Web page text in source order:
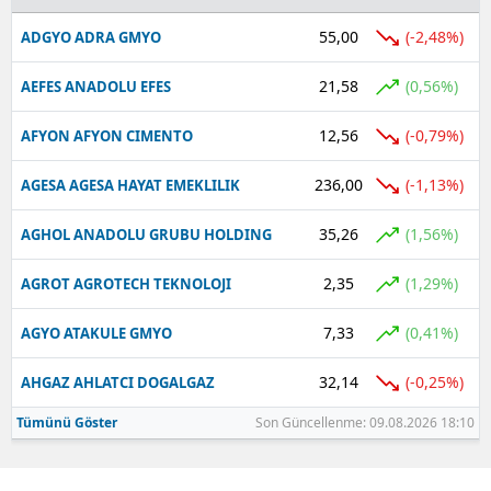
ADGYO ADRA GMYO 55,00 (-2,48%)
AEFES ANADOLU EFES 21,58 (0,56%)
AFYON AFYON CIMENTO 12,56 (-0,79%)
AGESA AGESA HAYAT EMEKLILIK 236,00 (-1,13%)
AGHOL ANADOLU GRUBU HOLDING 35,26 (1,56%)
AGROT AGROTECH TEKNOLOJI 2,35 (1,29%)
AGYO ATAKULE GMYO 7,33 (0,41%)
AHGAZ AHLATCI DOGALGAZ 32,14 (-0,25%)
Tümünü Göster Son Güncellenme: 09.08.2026 18:10